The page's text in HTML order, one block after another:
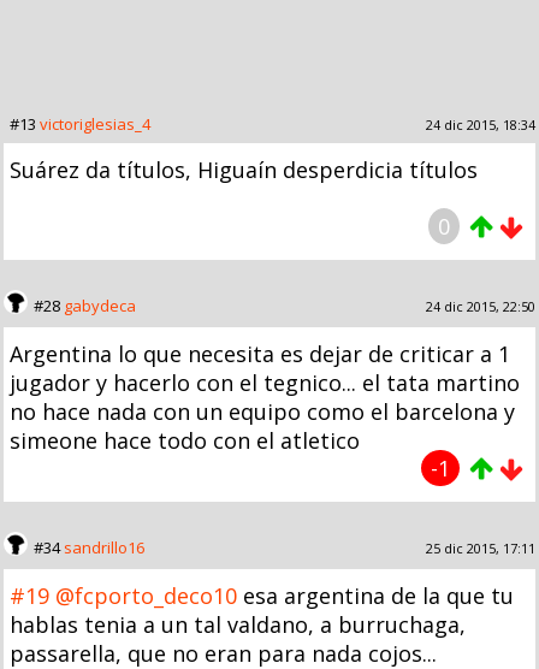
#13 victoriglesias_4 24 dic 2015, 18:34
Suárez da títulos, Higuaín desperdicia títulos
0
#28 gabydeca 24 dic 2015, 22:50
Argentina lo que necesita es dejar de criticar a 1
jugador y hacerlo con el tegnico... el tata martino
no hace nada con un equipo como el barcelona y
simeone hace todo con el atletico
-1
#34sandrillo16 25 dic 2015, 17:11
#19 @fcporto_deco10 esa argentina de la que tu
hablas tenia a un tal valdano, a burruchaga,
passarella, que no eran para nada cojos...